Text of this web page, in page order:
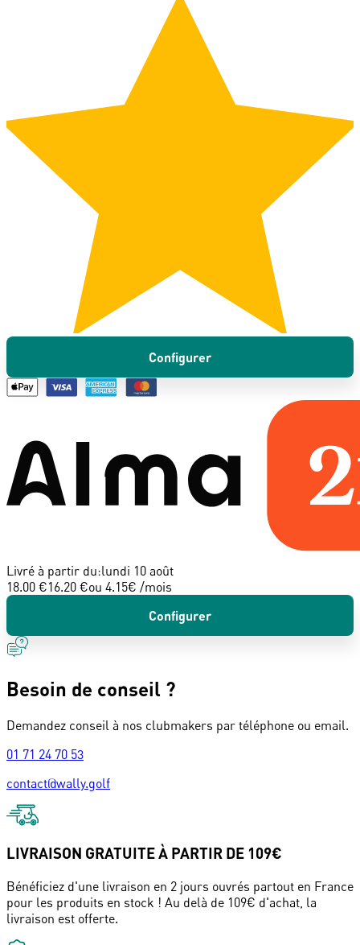
Configurer
Livré à partir du:lundi 10 août
18.00 €16.20 €ou 4.15€ /mois
Configurer
Besoin de conseil ?
Demandez conseil à nos clubmakers par téléphone ou email.
01 71 24 70 53
contact@wally.golf
LIVRAISON GRATUITE À PARTIR DE 109€
Bénéficiez d'une livraison en 2 jours ouvrés partout en France
pour les produits en stock ! Au delà de 109€ d'achat, la
livraison est offerte.